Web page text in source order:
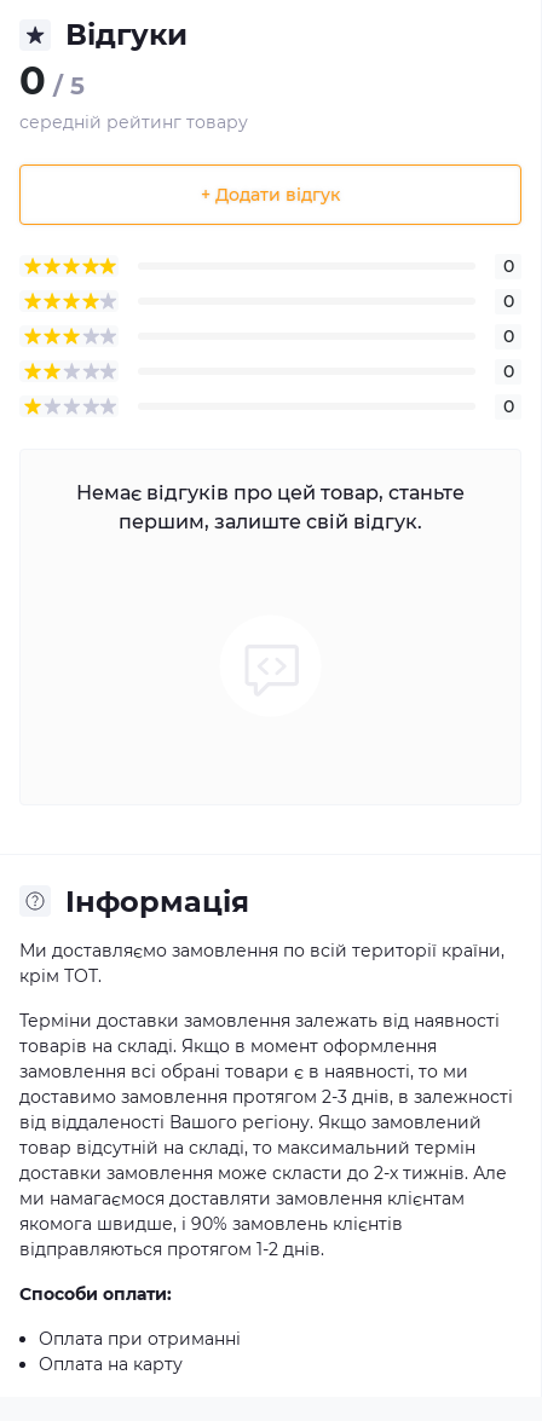
Відгуки
0 / 5
середній рейтинг товару
+ Додати відгук
0
0
0
0
0
Немає відгуків про цей товар, станьте
першим, залиште свій відгук.
Iнформація
Ми доставляємо замовлення по всій території країни,
крім ТОТ.
Терміни доставки замовлення залежать від наявності
товарів на складі. Якщо в момент оформлення
замовлення всі обрані товари є в наявності, то ми
доставимо замовлення протягом 2-3 днів, в залежності
від віддаленості Вашого регіону. Якщо замовлений
товар відсутній на складі, то максимальний термін
доставки замовлення може скласти до 2-х тижнів. Але
ми намагаємося доставляти замовлення клієнтам
якомога швидше, і 90% замовлень клієнтів
відправляються протягом 1-2 днів.
Способи оплати:
Оплата при отриманні
Оплата на карту